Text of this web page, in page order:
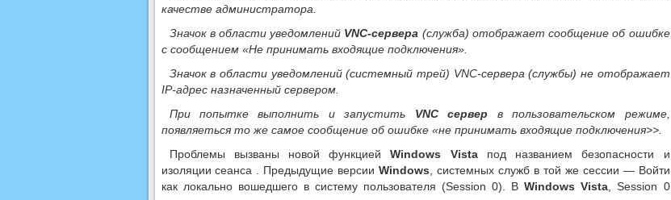
качестве администратора.
Значок в области уведомлений VNC-сервера (служба) отображает сообщение об ошибке
с сообщением «Не принимать входящие подключения».
Значок в области уведомлений (системный трей) VNC-сервера (службы) не отображает
IP-адрес назначенный сервером.
При попытке выполнить и запустить VNC сервер в пользовательском режиме,
появляеться то же самое сообщение об ошибке «не принимать входящие подключения>>.
Проблемы вызваны новой функциейWindows Vistaпод названием безопасности и
изоляции сеанса . Предыдущие версииWindows , системных служб в той же сессии — Войти
как локально вошедшего в систему пользователя (Session 0). ВWindows Vista , Session 0